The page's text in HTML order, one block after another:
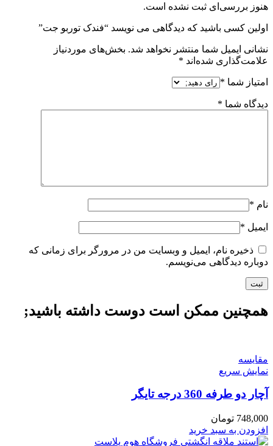
هنوز بررسی‌ای ثبت نشده است.
اولین کسی باشید که دیدگاهی می نویسد “فندک توربو جت”
نشانی ایمیل شما منتشر نخواهد شد. بخش‌های موردنیاز
علامت‌گذاری شده‌اند *
امتیاز شما *
دیدگاه شما *
نام *
ایمیل *
ذخیره نام، ایمیل و وبسایت من در مرورگر برای زمانی که
دوباره دیدگاهی می‌نویسم.
همچنین ممکن است دوست داشته باشید;
مقايسه
نمایش سریع
آچار دو طرفه 360 درجه تایگر
748,000 تومان
افزودن به سبد خرید